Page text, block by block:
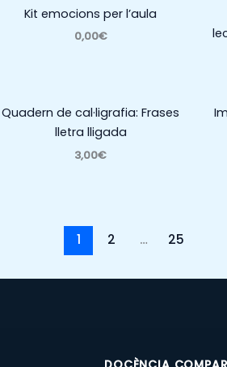
Kit emocions per l’aula
0,00€
Quadern de cal·ligrafia: Frases
lletra lligada
3,00€
1 2 … 25